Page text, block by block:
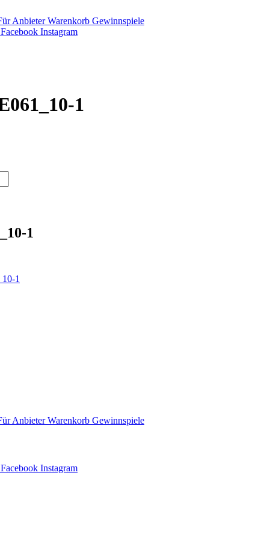
AnbieterWarenkorb Gewinnspiele
Facebook Instagram
1
1
1
AnbieterWarenkorb Gewinnspiele
Facebook Instagram